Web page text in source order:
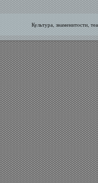
Культура, знаменитοсти,